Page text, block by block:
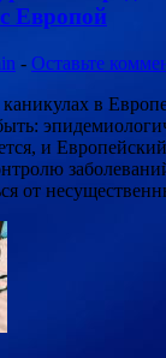
Европой
- Оставьте
в
и
от